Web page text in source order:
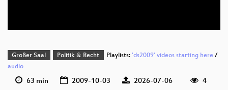
Großer Saal Politik & Recht Playlists: 'ds2009' videos starting here/
audio
63 min 2009-10-03 2026-07-06
4